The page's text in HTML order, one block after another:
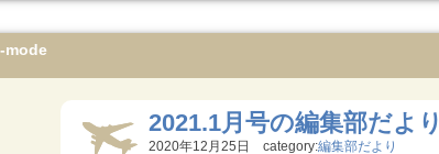
mode
2021.1月号の編集部だより
2020年12月25日 category:編集部だより